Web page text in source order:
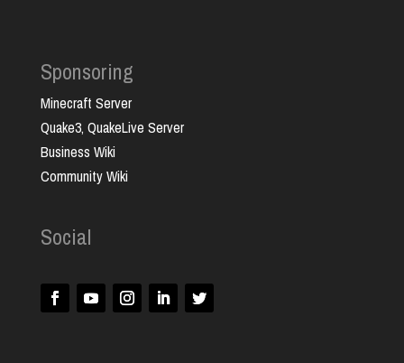
Sponsoring
Minecraft Server
Quake3, QuakeLive Server
Business Wiki
Community Wiki
Social